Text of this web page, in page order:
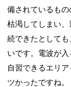
備されているも
枯渇してしまい
続できたとして
いです。電波が入
自習できるエリ
ツかったですね。